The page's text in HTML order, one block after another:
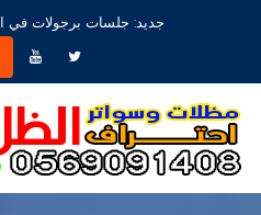
مظلات جلسات حدائق